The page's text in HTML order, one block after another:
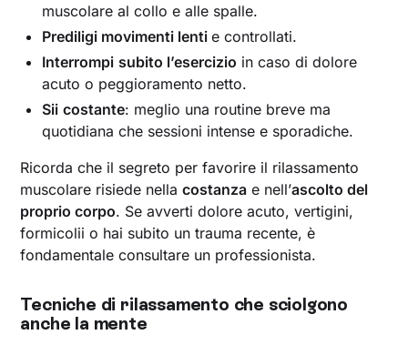
muscolare al collo e alle spalle.
Prediligi movimenti lentie controllati.
Interrompi subito l’esercizio in caso di dolore
acuto o peggioramento netto.
Sii costante: meglio una routine breve ma
quotidiana che sessioni intense e sporadiche.
Ricorda che il segreto per favorire il rilassamento
muscolare risiede nellacostanza e nell’ascolto del
proprio corpo. Se avverti dolore acuto, vertigini,
formicolii o hai subito un trauma recente, è
fondamentale consultare un professionista.
Tecniche di rilassamento che sciolgono
anche la mente